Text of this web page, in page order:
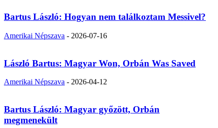
Bartus László: Hogyan nem találkoztam Messivel?
Amerikai Népszava - 2026-07-16
László Bartus: Magyar Won, Orbán Was Saved
Amerikai Népszava - 2026-04-12
Bartus László: Magyar győzött, Orbán
megmenekült